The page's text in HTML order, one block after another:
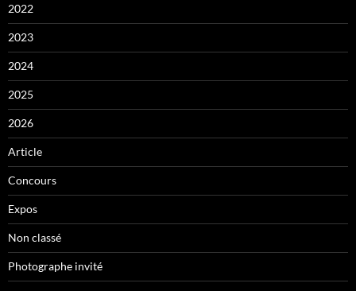
2022
2023
2024
2025
2026
Article
Concours
Expos
Non classé
Photographe invité